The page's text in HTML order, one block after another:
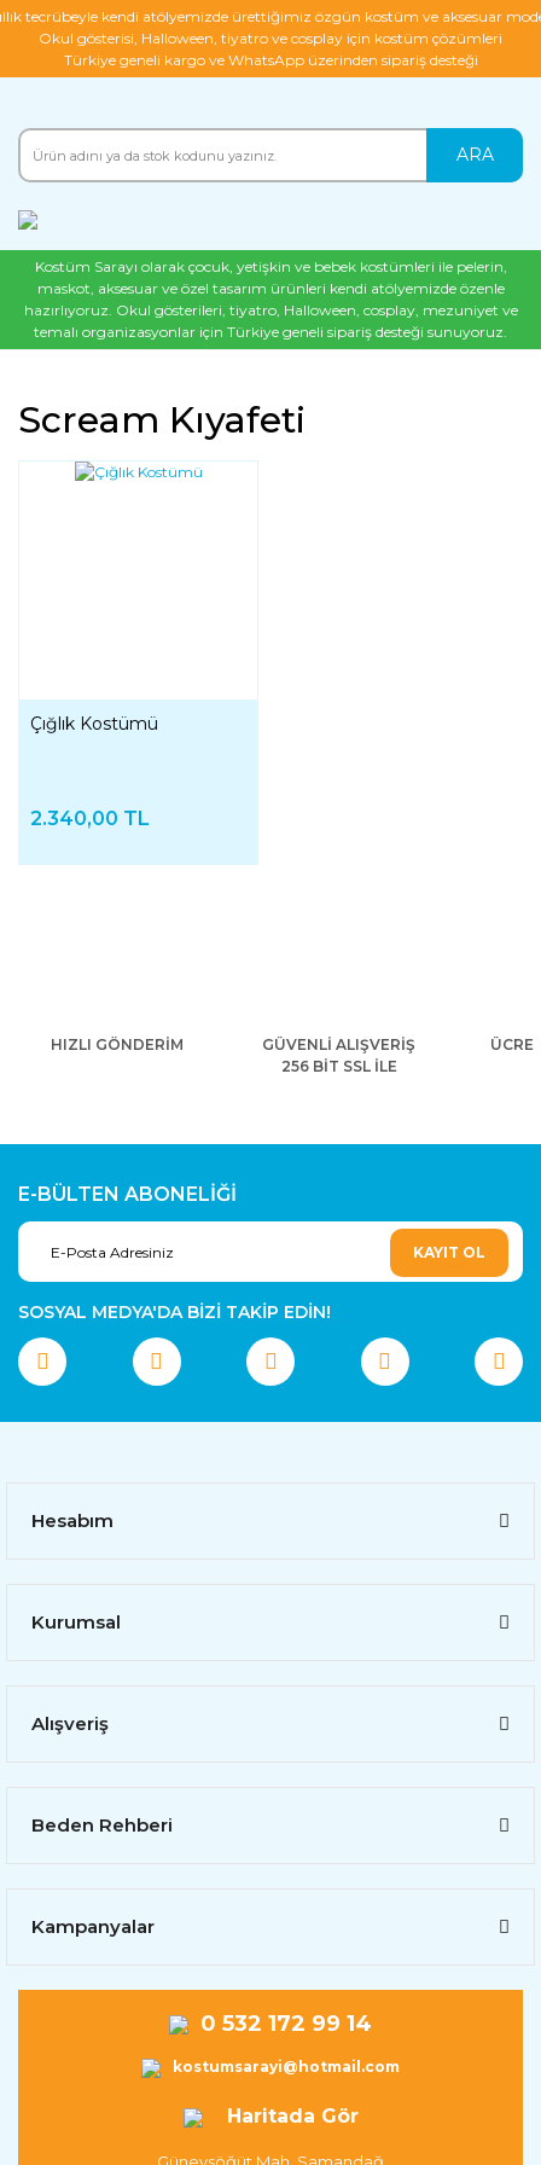
tecrübeyle kendi atölyemizde ürettiğimiz özgün kostüm ve aksesuar
Okul gösterisi, Halloween, tiyatro ve cosplay için kostüm çözümleri
Türkiye geneli kargo ve WhatsApp üzerinden sipariş desteği
ARA
Kostüm Sarayı olarak çocuk, yetişkin ve bebek kostümleri ile pelerin,
maskot, aksesuar ve özel tasarım ürünleri kendi atölyemizde özenle
hazırlıyoruz. Okul gösterileri, tiyatro, Halloween, cosplay, mezuniyet ve
temalı organizasyonlar için Türkiye geneli sipariş desteği sunuyoruz.
Scream Kıyafeti
Çığlık Kostümü
2.340,00 TL
HIZLI GÖNDERİM
GÜVENLİ ALIŞVERİŞ
256 BİT SSL İLE
E-BÜLTEN ABONELİĞİ
KAYIT OL
SOSYAL MEDYA'DA BİZİ TAKİP EDİN!
Hesabım
Kurumsal
Alışveriş
Beden Rehberi
Kampanyalar
0 532 172 99 14
kostumsarayi@hotmail.com
Haritada Gör